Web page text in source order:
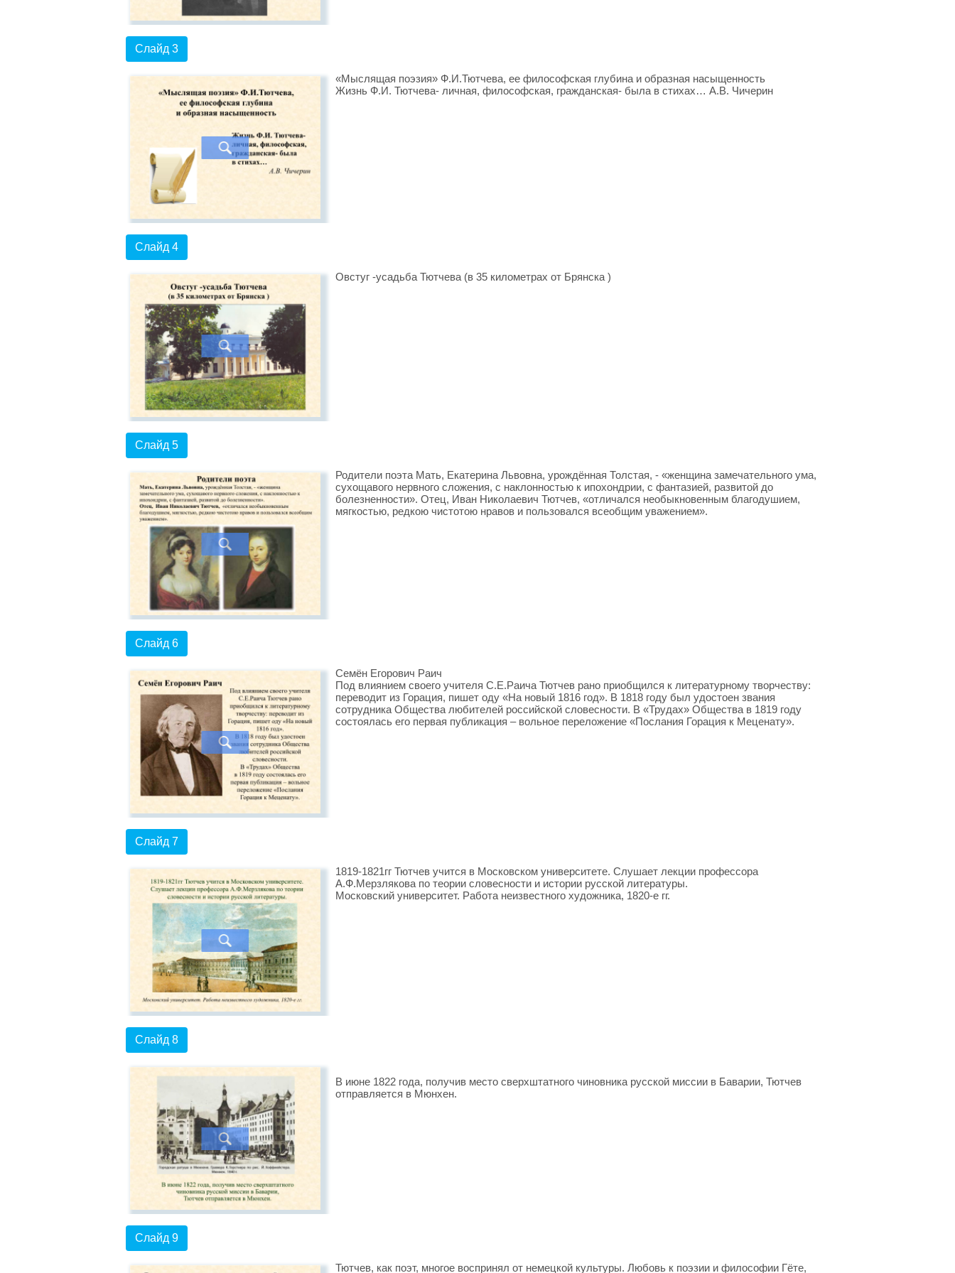
Слайд 3
«Мыслящая поэзия» Ф.И.Тютчева, ее философская глубина и образная насыщенность
Жизнь Ф.И. Тютчева- личная, философская, гражданская- была в стихах… А.В. Чичерин
Слайд 4
Овстуг -усадьба Тютчева (в 35 километрах от Брянска )
Слайд 5
Родители поэта Мать, Екатерина Львовна, урождённая Толстая, - «женщина замечательного ума,
сухощавого нервного сложения, с наклонностью к ипохондрии, с фантазией, развитой до
болезненности». Отец, Иван Николаевич Тютчев, «отличался необыкновенным благодушием,
мягкостью, редкою чистотою нравов и пользовался всеобщим уважением».
Слайд 6
Семён Егорович Раич
Под влиянием своего учителя С.Е.Раича Тютчев рано приобщился к литературному творчеству:
переводит из Горация, пишет оду «На новый 1816 год». В 1818 году был удостоен звания
сотрудника Общества любителей российской словесности. В «Трудах» Общества в 1819 году
состоялась его первая публикация – вольное переложение «Послания Горация к Меценату».
Слайд 7
1819-1821гг Тютчев учится в Московском университете. Слушает лекции профессора
А.Ф.Мерзлякова по теории словесности и истории русской литературы.
Московский университет. Работа неизвестного художника, 1820-е гг.
Слайд 8
В июне 1822 года, получив место сверхштатного чиновника русской миссии в Баварии, Тютчев
отправляется в Мюнхен.
Слайд 9
Тютчев, как поэт, многое воспринял от немецкой культуры. Любовь к поэзии и философии Гёте,